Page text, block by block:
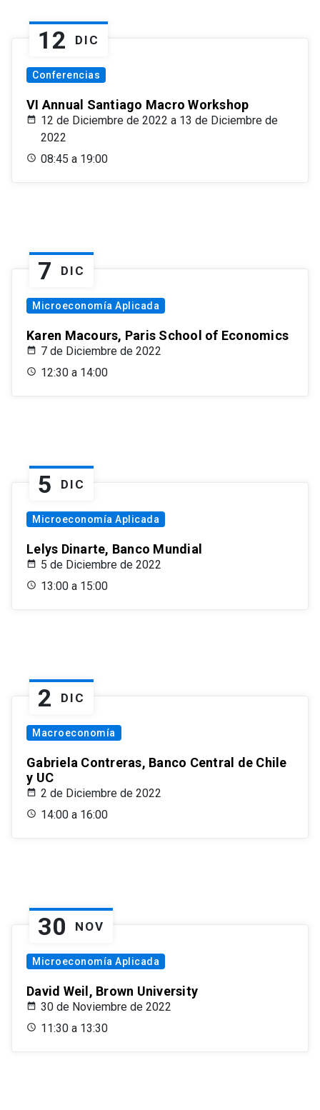
12 DIC
Conferencias
VI Annual Santiago Macro Workshop
12 de Diciembre de 2022 a 13 de Diciembre de
2022
08:45 a 19:00
7 DIC
Microeconomía Aplicada
Karen Macours, Paris School of Economics
7 de Diciembre de 2022
12:30 a 14:00
5 DIC
Microeconomía Aplicada
Lelys Dinarte, Banco Mundial
5 de Diciembre de 2022
13:00 a 15:00
2 DIC
Macroeconomía
Gabriela Contreras, Banco Central de Chile
y UC
2 de Diciembre de 2022
14:00 a 16:00
30 NOV
Microeconomía Aplicada
David Weil, Brown University
30 de Noviembre de 2022
11:30 a 13:30